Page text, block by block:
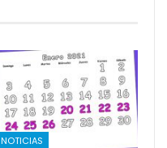
NOTICIAS